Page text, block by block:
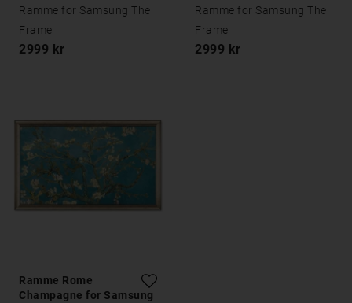
Ramme for Samsung The
Frame
2999 kr
Ramme for Samsung The
Frame
2999 kr
Ramme Rome
Champagne for Samsung